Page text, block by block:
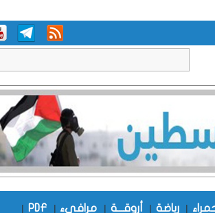
| رياضة | أروقـــة | مرافىء |
PDF
|